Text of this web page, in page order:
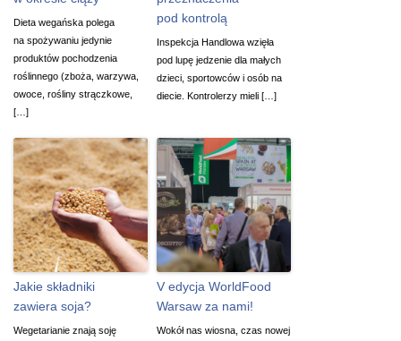
Dieta wegańska polega
na spożywaniu jedynie
produktów pochodzenia
roślinnego (zboża, warzywa,
owoce, rośliny strączkowe,
[…]
pod kontrolą
Inspekcja Handlowa wzięła
pod lupę jedzenie dla małych
dzieci, sportowców i osób na
diecie. Kontrolerzy mieli […]
Jakie składniki
zawiera soja?
Wegetarianie znają soję
V edycja WorldFood
Warsaw za nami!
Wokół nas wiosna, czas nowej